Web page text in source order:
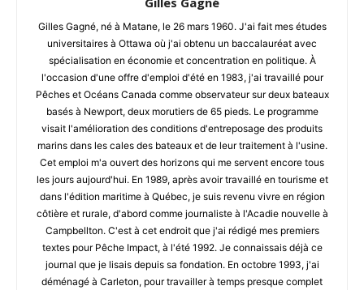
Gilles Gagné, né à Matane, le 26 mars 1960. J'ai fait mes études
universitaires à Ottawa où j'ai obtenu un baccalauréat avec
spécialisation en économie et concentration en politique. À
l'occasion d'une offre d'emploi d'été en 1983, j'ai travaillé pour
Pêches et Océans Canada comme observateur sur deux bateaux
basés à Newport, deux morutiers de 65 pieds. Le programme
visait l'amélioration des conditions d'entreposage des produits
marins dans les cales des bateaux et de leur traitement à l'usine.
Cet emploi m'a ouvert des horizons qui me servent encore tous
les jours aujourd'hui. En 1989, après avoir travaillé en tourisme et
dans l'édition maritime à Québec, je suis revenu vivre en région
côtière et rurale, d'abord comme journaliste à l'Acadie nouvelle à
Campbellton. C'est à cet endroit que j'ai rédigé mes premiers
textes pour Pêche Impact, à l'été 1992. Je connaissais déjà ce
journal que je lisais depuis sa fondation. En octobre 1993, j'ai
déménagé à Carleton, pour travailler à temps presque complet